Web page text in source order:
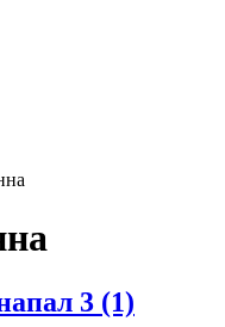
3 (1)